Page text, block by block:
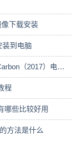
下载安装
装到电脑
联想ThinkPad X1 Carbon（2017）电脑安
程
哪些比较好用
方法是什么